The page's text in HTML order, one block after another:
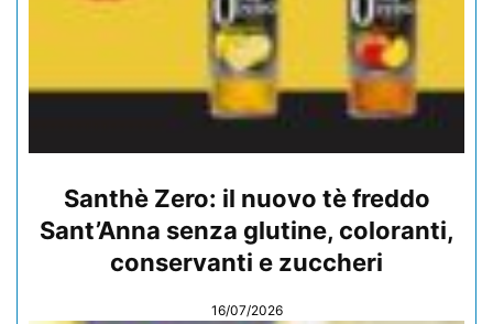
Santhè Zero: il nuovo tè freddo
Sant’Anna senza glutine, coloranti,
conservanti e zuccheri
16/07/2026